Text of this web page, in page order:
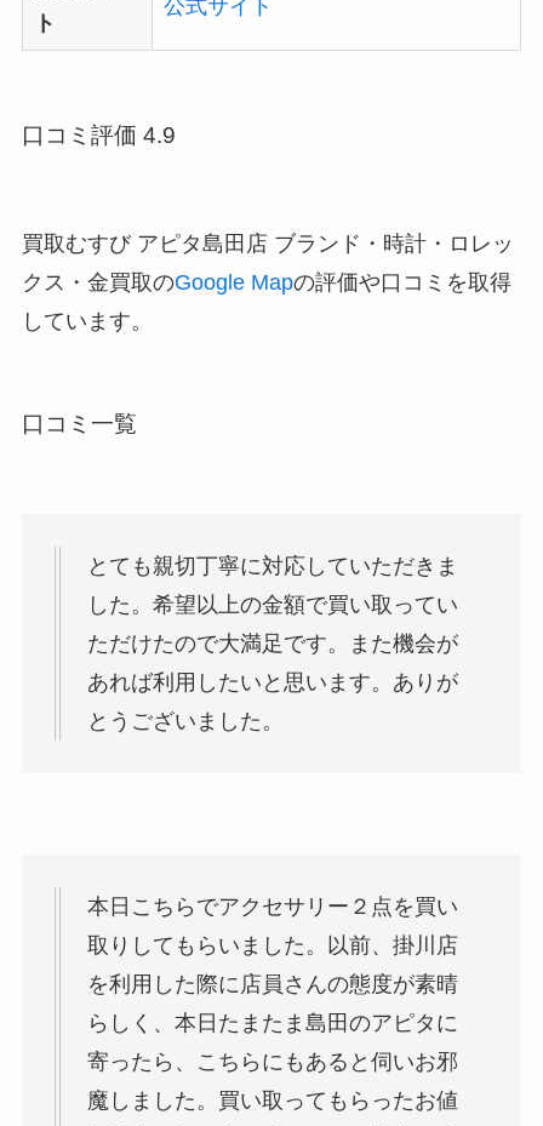
ト
公式サイト
口コミ評価 4.9
買取むすび アピタ島田店 ブランド・時計・ロレッ
クス・金買取のGoogle Mapの評価や口コミを取得
しています。
口コミ一覧
とても親切丁寧に対応していただきま
した。希望以上の金額で買い取ってい
ただけたので大満足です。また機会が
あれば利用したいと思います。ありが
とうございました。
本日こちらでアクセサリー２点を買い
取りしてもらいました。以前、掛川店
を利用した際に店員さんの態度が素晴
らしく、本日たまたま島田のアピタに
寄ったら、こちらにもあると伺いお邪
魔しました。買い取ってもらったお値